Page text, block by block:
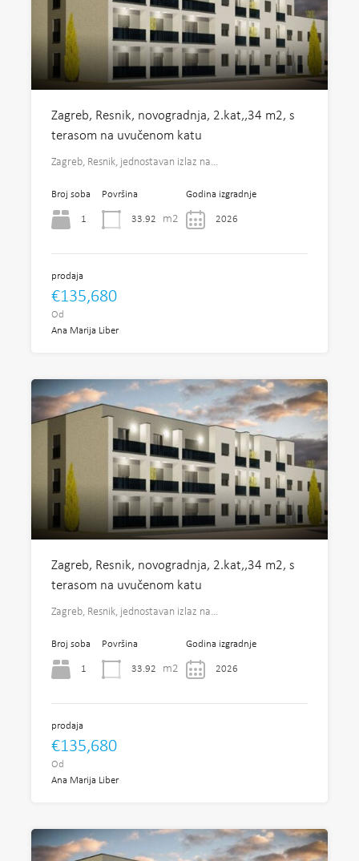
Zagreb, Resnik, novogradnja, 2.kat,,34 m2, s
terasom na uvučenom katu
Zagreb, Resnik, jednostavan izlaz na…
Broj soba
1
Površina
33.92 m2
Godina izgradnje
2026
prodaja
€135,680
Od
Ana Marija Liber
Zagreb, Resnik, novogradnja, 2.kat,,34 m2, s
terasom na uvučenom katu
Zagreb, Resnik, jednostavan izlaz na…
Broj soba
1
Površina
33.92 m2
Godina izgradnje
2026
prodaja
€135,680
Od
Ana Marija Liber